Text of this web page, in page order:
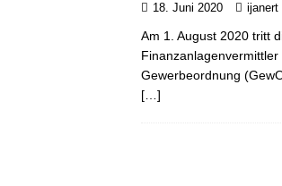
18. Juni 2020 ijanert
Am 1. August 2020 tritt
Gewerbeordnung
[…]